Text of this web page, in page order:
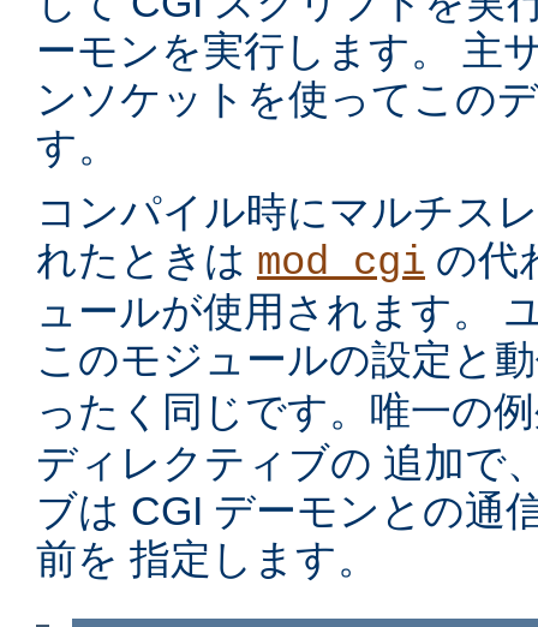
ーモンを実行します。 主
ンソケットを使ってこの
す。
コンパイル時にマルチス
れたときは mod_cgi の代
ュールが使用されます。
このモジュールの設定と
ったく同じです。唯一の
ディレクティブの 追加で
ブは CGI デーモンとの通
前を 指定します。